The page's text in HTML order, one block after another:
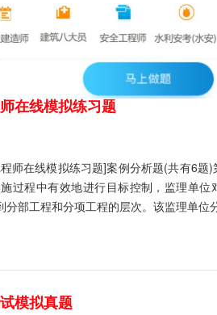
在线模拟练习题
师在线模拟练习题]案例分析题(共有6
过程中有效地进行目标控制，监理单
部工程和分项工程的层次。该监理单位
模拟真题